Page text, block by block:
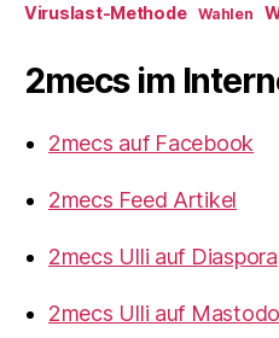
Viruslast-Methode Wahlen
2mecs im
2mecs auf Facebook
2mecs Feed Artikel
2mecs Ulli auf Diaspora
2mecs Ulli auf